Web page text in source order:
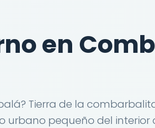
en
Tierra de la
urbano pequeño del interior